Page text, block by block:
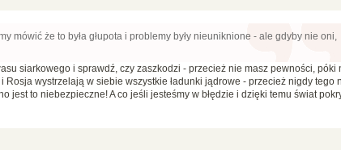
mówić że to była głupota i problemy były nieuniknione - ale gdyby nie oni,
siarkowego i sprawdź, czy zaszkodzi - przecież nie masz pewności, póki
Rosja wystrzelają w siebie wszystkie ładunki jądrowe - przecież nigdy tego
jest to niebezpieczne! A co jeśli jesteśmy w błędzie i dzięki temu świat